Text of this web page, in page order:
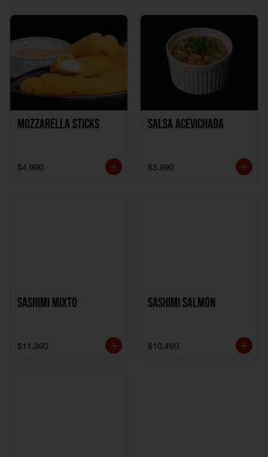
Mozzarella Sticks
$4.990
Salsa Acevichada
$3.990
Sashimi Mixto
$11.990
Sashimi Salmón
$10.490